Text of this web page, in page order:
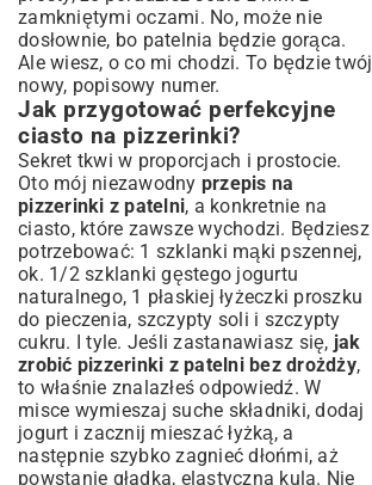
zamkniętymi oczami. No, może nie
dosłownie, bo patelnia będzie gorąca.
Ale wiesz, o co mi chodzi. To będzie twój
nowy, popisowy numer.
Jak przygotować perfekcyjne
ciasto na pizzerinki?
Sekret tkwi w proporcjach i prostocie.
Oto mój niezawodny przepis na
pizzerinki z patelni, a konkretnie na
ciasto, które zawsze wychodzi. Będziesz
potrzebować: 1 szklanki mąki pszennej,
ok. 1/2 szklanki gęstego jogurtu
naturalnego, 1 płaskiej łyżeczki proszku
do pieczenia, szczypty soli i szczypty
cukru. I tyle. Jeśli zastanawiasz się, jak
zrobić pizzerinki z patelni bez drożdży,
to właśnie znalazłeś odpowiedź. W
misce wymieszaj suche składniki, dodaj
jogurt i zacznij mieszać łyżką, a
następnie szybko zagnieć dłońmi, aż
powstanie gładka, elastyczna kula. Nie